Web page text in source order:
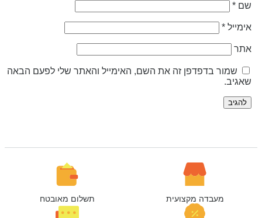
*
*
שמור בדפדפן זה את השם, האימייל והאתר שלי לפעם הבאה
מעבדה מקצועית תשלום מאובטח